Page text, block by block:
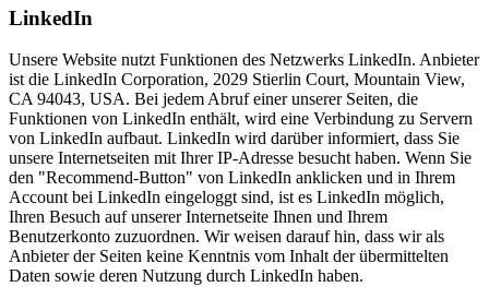
LinkedIn
Unsere Website nutzt Funktionen des Netzwerks LinkedIn. Anbieter
ist die LinkedIn Corporation, 2029 Stierlin Court, Mountain View,
CA 94043, USA. Bei jedem Abruf einer unserer Seiten, die
Funktionen von LinkedIn enthält, wird eine Verbindung zu Servern
von LinkedIn aufbaut. LinkedIn wird darüber informiert, dass Sie
unsere Internetseiten mit Ihrer IP-Adresse besucht haben. Wenn Sie
den "Recommend-Button" von LinkedIn anklicken und in Ihrem
Account bei LinkedIn eingeloggt sind, ist es LinkedIn möglich,
Ihren Besuch auf unserer Internetseite Ihnen und Ihrem
Benutzerkonto zuzuordnen. Wir weisen darauf hin, dass wir als
Anbieter der Seiten keine Kenntnis vom Inhalt der übermittelten
Daten sowie deren Nutzung durch LinkedIn haben.